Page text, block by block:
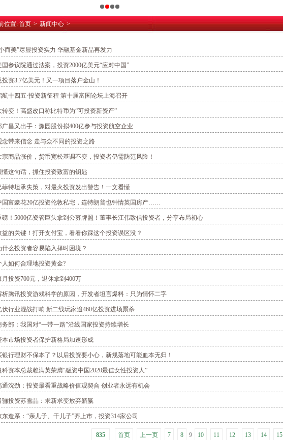
位置:首页>新闻中心>
而美”尽显投资实力 华融基金新品再发力
国参议院通过法案，投资2000亿美元“应对中国”
投资3.7亿美元！又一项目落户金山！
航十四五·投资新征程 第十届富国论坛上海召开
转变！高盛改口称比特币为“可投资新资产”
广昌又出手：豫园股份拟400亿参与投资航空企业
念带来信念 走与众不同的投资之路
宗商品涨价，货币宽松基调不变，投资者仍需防范风险！
懂这句话，抓住投资致富的钥匙
菲特坦承失策，对最火投资发出警告！一文看懂
国富豪花20亿投资伦敦私宅，连特朗普也钟情英国房产……
磅！5000亿资管巨头拿到公募牌照！董事长江伟致信投资者，分享布局初心
益的关键！打开支付宝，看看你踩这个投资误区没？
什么投资者容易陷入择时困境？
人如何合理地投资黄金?
月投资700元，退休拿到400万
析腾讯投资游戏科学的原因，开发者坦言爆料：只为情怀二字
伏行业混战打响 新二线玩家逾460亿投资进场厮杀
务部：我国对“一带一路”沿线国家投资持续增长
本市场投资者保护新格局加速形成
银行理财不保本了？以后投资要小心，新规落地可能血本无归！
科资本总裁赖满英荣膺“融资中国2020最佳女性投资人”
通沈劲：投资最看重战略价值观契合 创业者永远有机会
骊投资苏雪晶：求新求变放弃躺赢
东造系：“亲儿子、干儿子”齐上市，投资314家公司
835 首页 上一页 7 8 9 10 11 12 13 14 15